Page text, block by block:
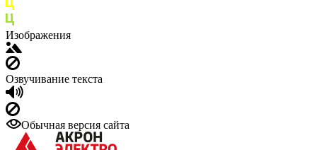
Изображения
Озвучивание текста
Обычная версия сайта